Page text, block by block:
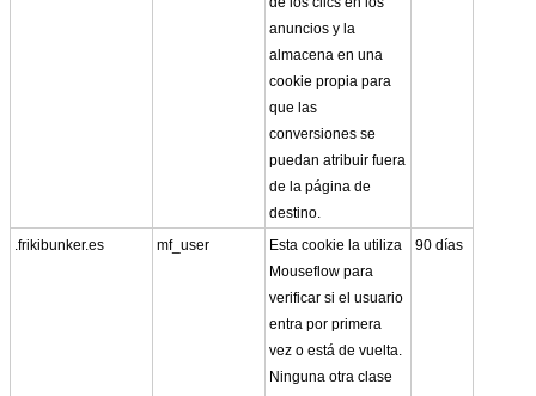
anuncios y la
almacena en una
cookie propia para
que las
conversiones se
puedan atribuir fuera
de la página de
destino.
.frikibunker.es mf_user
Esta cookie la utiliza
Mouseflow para
verificar si el usuario
entra por primera
vez o está de vuelta.
Ninguna otra clase
90 días